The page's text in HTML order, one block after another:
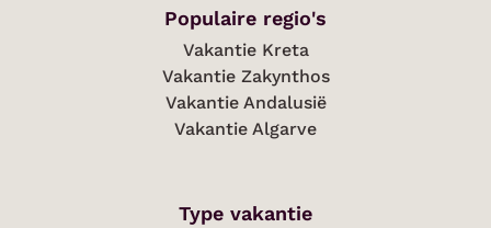
Populaire regio's
Vakantie Kreta
Vakantie Zakynthos
Vakantie Andalusië
Vakantie Algarve
Type vakantie